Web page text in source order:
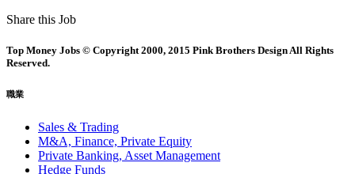
Share this Job
Top Money Jobs © Copyright 2000, 2015 Pink Brothers Design All Rights
Reserved.
職業
Sales & Trading
M&A, Finance, Private Equity
Private Banking, Asset Management
Hedge Funds